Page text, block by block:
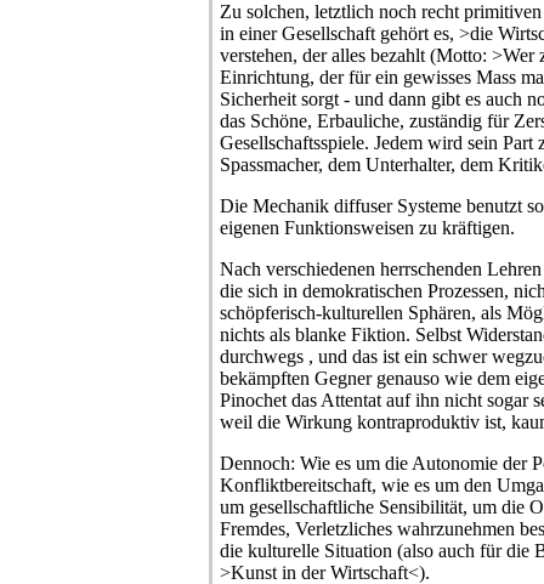
Zu solchen, letztlich noch recht
in einer Gesellschaft gehört es, >die
verstehen, der alles bezahlt (Motto: >Wer
Einrichtung, der für ein gewisses Mass
Sicherheit sorgt - und dann gibt es auch
das Schöne, Erbauliche, zuständig für
Gesellschaftsspiele. Jedem wird sein Part
Spassmacher, dem Unterhalter, dem
Die Mechanik diffuser Systeme benutzt
eigenen Funktionsweisen zu kräftigen.
Nach verschiedenen herrschenden
die sich in demokratischen Prozessen,
schöpferisch-kulturellen Sphären, als
nichts als blanke Fiktion. Selbst
durchwegs , und das ist ein schwer
bekämpften Gegner genauso wie dem
Pinochet das Attentat auf ihn nicht sogar
weil die Wirkung kontraproduktiv ist,
Dennoch: Wie es um die Autonomie der
Konfliktbereitschaft, wie es um den
um gesellschaftliche Sensibilität, um die
Fremdes, Verletzliches wahrzunehmen
die kulturelle Situation (also auch für die
>Kunst in der Wirtschaft<).